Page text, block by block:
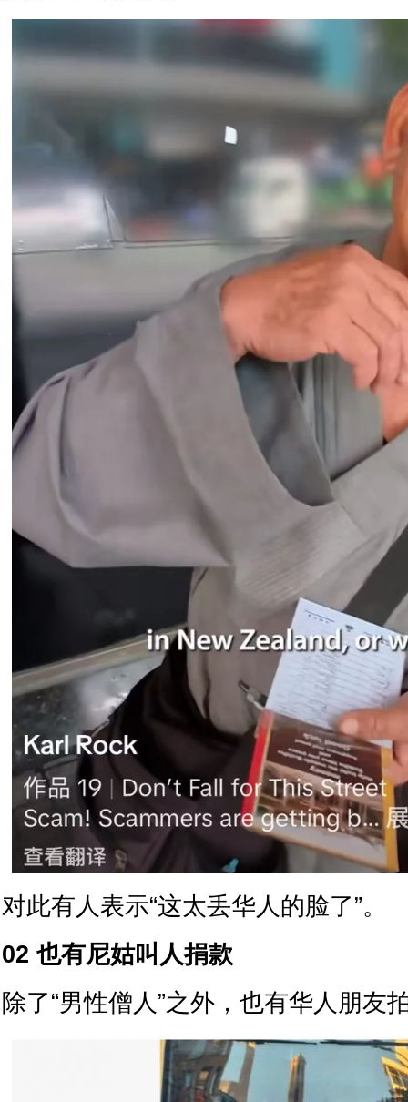
对此有人表示“这太丢华人的脸了”。
02 也有尼姑叫人捐款
除了“男性僧人”之外，也有华人朋友